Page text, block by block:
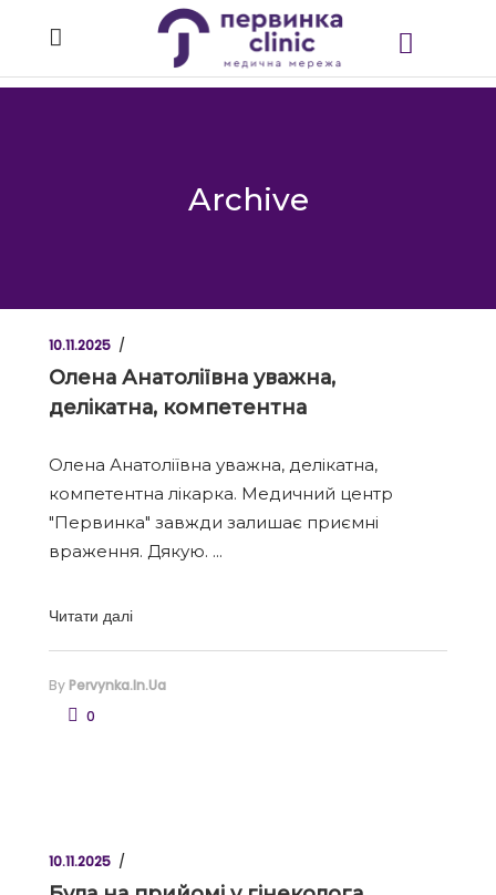
Archive
10.11.2025
Олена Анатоліївна уважна,
делікатна, компетентна
Олена Анатоліївна уважна, делікатна,
компетентна лікарка. Медичний центр
"Первинка" завжди залишає приємні
враження. Дякую.
Читати далі
By Pervynka.in.ua
0
10.11.2025